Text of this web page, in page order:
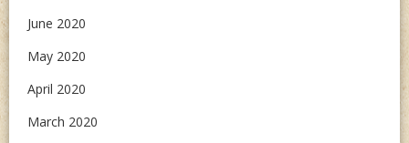
June 2020
May 2020
April 2020
March 2020